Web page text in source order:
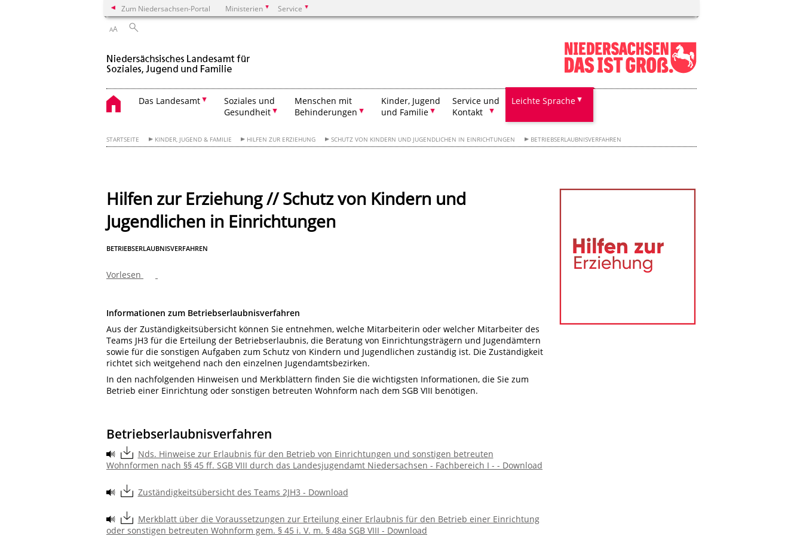
Zum Niedersachsen-Portal Ministerien Service
AA
Das Landesamt
Soziales und
Gesundheit
Menschen mit
Behinderungen
Kinder, Jugend
und Familie
Service und
Kontakt
Leichte Sprache
STARTSEITE KINDER, JUGEND & FAMILIE HILFEN ZUR ERZIEHUNG SCHUTZ VON KINDERN UND JUGENDLICHEN IN EINRICHTUNGEN BETRIEBSERLAUBNISVERFAHREN
Hilfen zur Erziehung // Schutz von Kindern und
Jugendlichen in Einrichtungen
BETRIEBSERLAUBNISVERFAHREN
Vorlesen
Informationen zum Betriebserlaubnisverfahren
Aus der Zuständigkeitsübersicht können Sie entnehmen, welche Mitarbeiterin oder welcher Mitarbeiter des
Teams JH3 für die Erteilung der Betriebserlaubnis, die Beratung von Einrichtungsträgern und Jugendämtern
sowie für die sonstigen Aufgaben zum Schutz von Kindern und Jugendlichen zuständig ist. Die Zuständigkeit
richtet sich weitgehend nach den einzelnen Jugendamtsbezirken.
In den nachfolgenden Hinweisen und Merkblättern finden Sie die wichtigsten Informationen, die Sie zum
Betrieb einer Einrichtung oder sonstigen betreuten Wohnform nach dem SGB VIII benötigen.
Betriebserlaubnisverfahren
Nds. Hinweise zur Erlaubnis für den Betrieb von Einrichtungen und sonstigen betreuten
Wohnformen nach §§ 45 ff. SGB VIII durch das Landesjugendamt Niedersachsen - Fachbereich I - - Download
Zuständigkeitsübersicht des Teams 2JH3 - Download
Merkblatt über die Voraussetzungen zur Erteilung einer Erlaubnis für den Betrieb einer Einrichtung
oder sonstigen betreuten Wohnform gem. § 45 i. V. m. § 48a SGB VIII - Download